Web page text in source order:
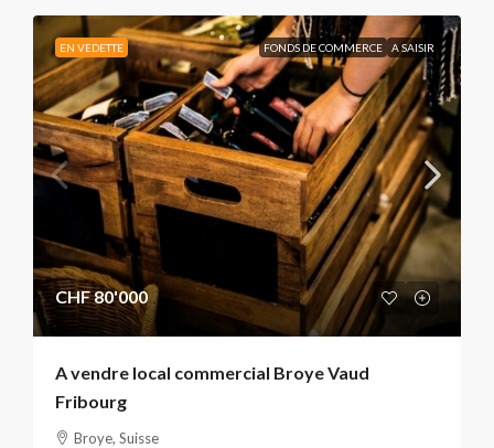
EN VEDETTE FONDS DE COMMERCE A SAISIR
CHF 80'000
A vendre local commercial Broye Vaud
Fribourg
Broye, Suisse